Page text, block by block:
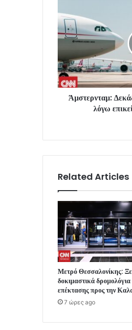
Άμστερνταμ:
λόγω
Related Articles
Μετρό Θεσσαλονίκης:
δοκιμαστικά δρομολόγια
επέκτασης προς την
7 ώρες ago